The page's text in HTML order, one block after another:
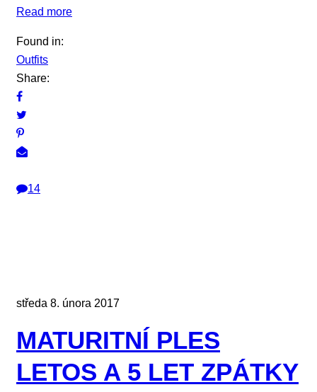
Read more
Found in:
Outfits
Share:
14
středa 8. února 2017
MATURITNÍ PLES
LETOS A 5 LET ZPÁTKY